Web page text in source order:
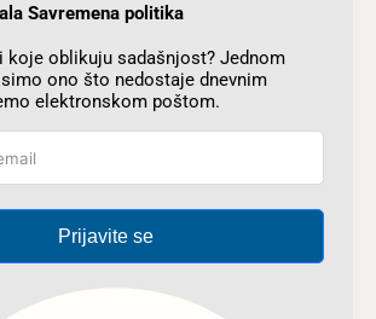
Savremena politika
koje oblikuju sadašnjost? Jednom
ono što nedostaje dnevnim
elektronskom poštom.
Prijavite se